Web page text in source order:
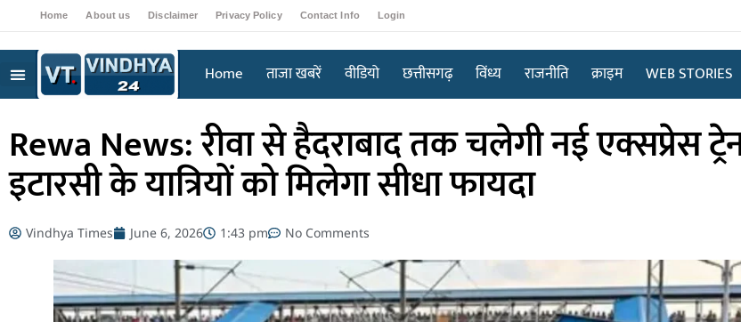
Home About us Disclaimer Privacy Policy Contact Info Login
Home ताजा खबरें वीडियो छत्तीसगढ़ विंध्य राजनीति क्राइम WEB STORIES
Rewa News: रीवा से हैदराबाद तक चलेगी नई एक्सप्रेस
इटारसी के यात्रियों को मिलेगा सीधा फायदा
Vindhya Times June 6, 2026 1:43 pm No Comments